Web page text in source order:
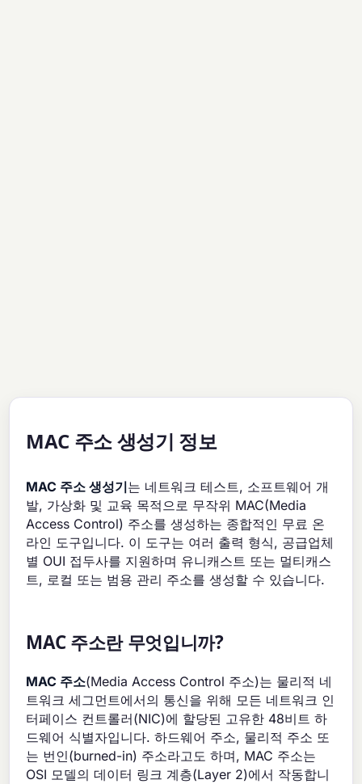
MAC 주소 생성기 정보
MAC 주소 생성기는 네트워크 테스트, 소프트웨어 개
발, 가상화 및 교육 목적으로 무작위 MAC(Media
Access Control) 주소를 생성하는 종합적인 무료 온
라인 도구입니다. 이 도구는 여러 출력 형식, 공급업체
별 OUI 접두사를 지원하며 유니캐스트 또는 멀티캐스
트, 로컬 또는 범용 관리 주소를 생성할 수 있습니다.
MAC 주소란 무엇입니까?
MAC 주소(Media Access Control 주소)는 물리적 네
트워크 세그먼트에서의 통신을 위해 모든 네트워크 인
터페이스 컨트롤러(NIC)에 할당된 고유한 48비트 하
드웨어 식별자입니다. 하드웨어 주소, 물리적 주소 또
는 번인(burned-in) 주소라고도 하며, MAC 주소는
OSI 모델의 데이터 링크 계층(Layer 2)에서 작동합니